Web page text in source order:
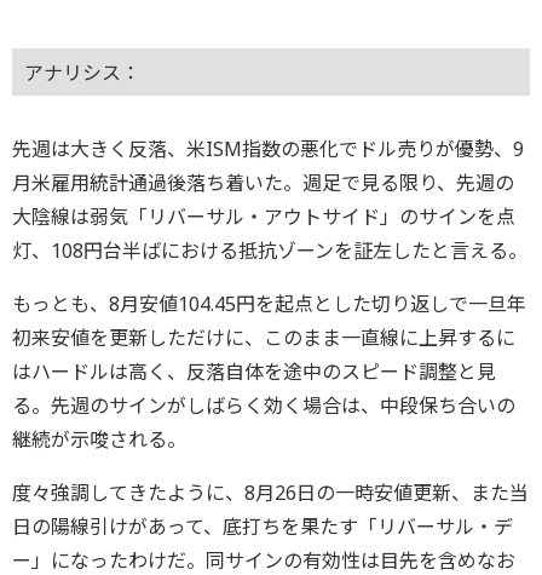
アナリシス：
先週は大きく反落、米ISM指数の悪化でドル売りが優勢、9
月米雇用統計通過後落ち着いた。週足で見る限り、先週の
大陰線は弱気「リバーサル・アウトサイド」のサインを点
灯、108円台半ばにおける抵抗ゾーンを証左したと言える。
もっとも、8月安値104.45円を起点とした切り返しで一旦年
初来安値を更新しただけに、このまま一直線に上昇するに
はハードルは高く、反落自体を途中のスピード調整と見
る。先週のサインがしばらく効く場合は、中段保ち合いの
継続が示唆される。
度々強調してきたように、8月26日の一時安値更新、また当
日の陽線引けがあって、底打ちを果たす「リバーサル・デ
ー」になったわけだ。同サインの有効性は目先を含めなお